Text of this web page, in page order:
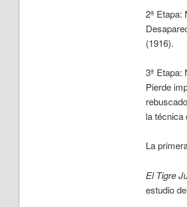
2ª Etapa:
(1916).
3ª Etapa:
Pierde
la técnica
La
El Tigre
estudio